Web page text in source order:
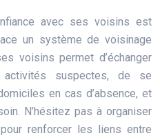
avec ses voisins est
un système de voisinage
voisins permet d’échanger
suspectes, de se
en cas d’absence, et
N’hésitez pas à organiser
renforcer les liens entre